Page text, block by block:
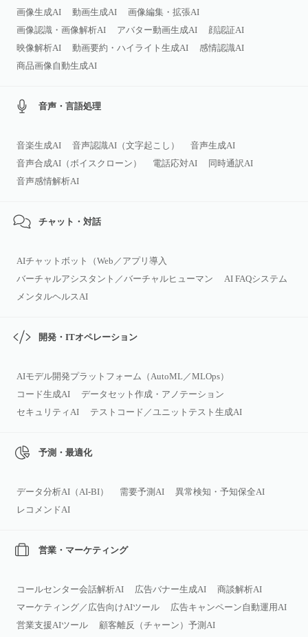
画像生成AI 動画生成AI
画像編集・拡張AI
画像認識・画像解析AI
アバター動画生成AI
顔認証AI
映像解析AI
動画要約・ハイライト生成AI
感情認識AI
商品画像自動生成AI
音声・言語処理
音楽生成AI 音声認識AI（文字起こし）
音声生成AI
音声合成AI（ボイスクローン）
電話応対AI
同時通訳AI
音声感情解析AI
チャット・対話
AIチャットボット（Web／アプリ導入
バーチャルアシスタント／バーチャルヒューマン
AI FAQシステム
メンタルヘルスAI
開発・ITオペレーション
AIモデル開発プラットフォーム（AutoML／MLOps）
コード生成AI
データセット作成・アノテーション
セキュリティAI
テストコード／ユニットテスト生成AI
予測・最適化
データ分析AI（AI‑BI） 需要予測AI
異常検知・予知保全AI
レコメンドAI
営業・マーケティング
コールセンター会話解析AI 広告バナー生成AI
商談解析AI
マーケティング／広告向けAIツール
広告キャンペーン自動運用AI
営業支援AIツール
顧客離反（チャーン）予測AI